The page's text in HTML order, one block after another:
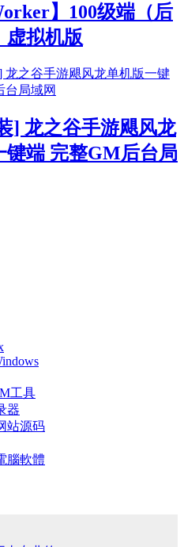
】100级端（后
虚拟机版
] 龙之谷手游飓风龙
键端 完整GM后台局
工具
器
站源码
腦軟體